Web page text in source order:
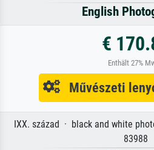
English
€
Enthält 27%
Művészeti
IXX. század · black and white
83988